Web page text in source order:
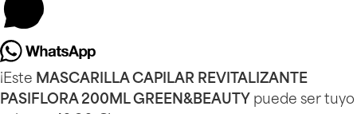
¡Este MASCARILLA CAPILAR REVITALIZANTE
PASIFLORA 200ML GREEN&BEAUTY puede ser tuyo